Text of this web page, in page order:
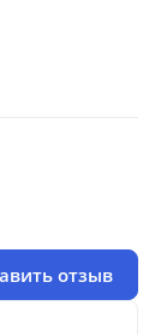
отзыв